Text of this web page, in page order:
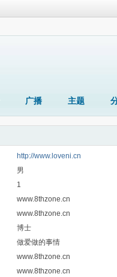
广播 主题
http://www.loveni.cn
男
1
www.8thzone.cn
www.8thzone.cn
博士
做爱做的事情
www.8thzone.cn
www.8thzone.cn